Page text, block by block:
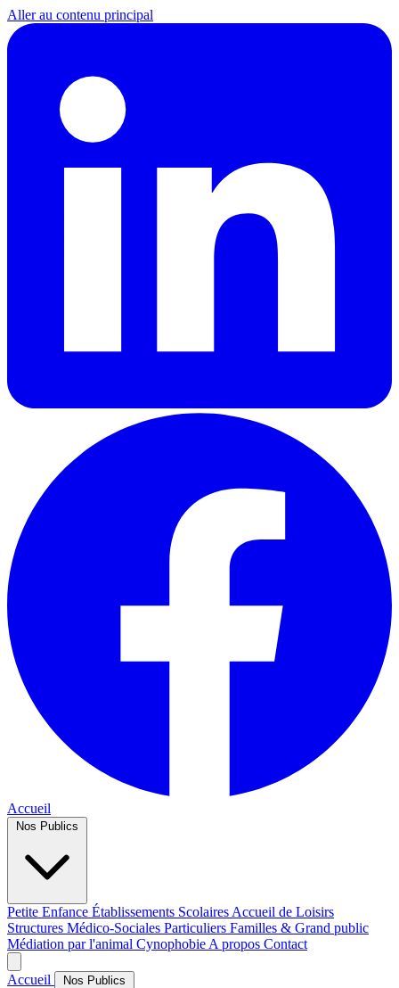
Aller au contenu principal
Accueil
Nos Publics
Petite Enfance Établissements Scolaires Accueil de Loisirs
Structures Médico-Sociales Particuliers Familles & Grand public
Médiation par l'animal Cynophobie A propos Contact
Accueil Nos Publics